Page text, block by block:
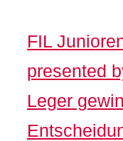
FIL
presented
Leger